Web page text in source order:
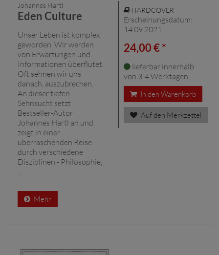
Johannes Hartl
Eden Culture
Unser Leben ist komplex
geworden. Wir werden
von Erwartungen und
Informationen überflutet.
Oft sehnen wir uns
danach, auszubrechen.
An dieser tiefen
Sehnsucht setzt
Bestseller-Autor
Johannes Hartl an und
zeigt in einer
überraschenden Reise
durch verschiedene
Disziplinen - Philosophie,
Mehr
HARDCOVER
Erscheinungsdatum:
14.09.2021
24,00 € *
lieferbar innerhalb
von 3-4 Werktagen
In den Warenkorb
Auf den Merkzettel